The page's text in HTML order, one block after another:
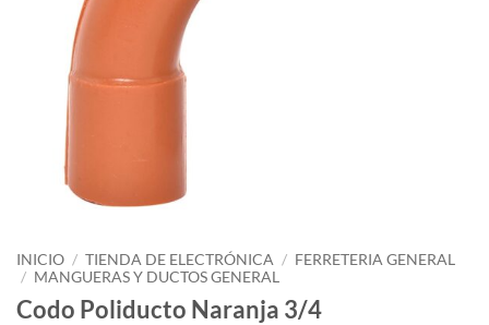
INICIO / TIENDA DE ELECTRÓNICA / FERRETERIA GENERAL
/ MANGUERAS Y DUCTOS GENERAL
Codo Poliducto Naranja 3/4